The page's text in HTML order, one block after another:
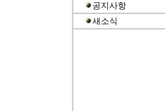
공지사항
새소식